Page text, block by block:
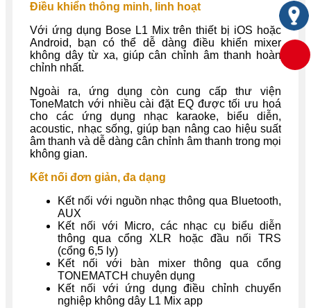
Điều khiển thông minh, linh hoạt
Với ứng dụng Bose L1 Mix trên thiết bị iOS hoặc
Android, bạn có thể dễ dàng điều khiển mixer
không dây từ xa, giúp cân chỉnh âm thanh hoàn
chỉnh nhất.
Ngoài ra, ứng dụng còn cung cấp thư viện
ToneMatch với nhiều cài đặt EQ được tối ưu hoá
cho các ứng dụng nhạc karaoke, biểu diễn,
acoustic, nhạc sống, giúp bạn nâng cao hiệu suất
âm thanh và dễ dàng cân chỉnh âm thanh trong mọi
không gian.
Kết nối đơn giản, đa dạng
Kết nối với nguồn nhạc thông qua Bluetooth,
AUX
Kết nối với Micro, các nhạc cụ biểu diễn
thông qua cổng XLR hoặc đầu nối TRS
(cổng 6,5 ly)
Kết nối với bàn mixer thông qua cổng
TONEMATCH chuyên dụng
Kết nối với ứng dụng điều chỉnh chuyển
nghiệp không dây L1 Mix app